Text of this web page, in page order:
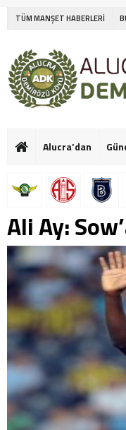
TÜM MANŞET HABERLERİ
Alucra’dan
Ali Ay: